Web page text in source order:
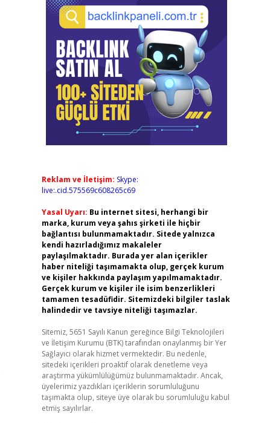
Reklam ve İletişim: Skype:
live:.cid.575569c608265c69
Yasal Uyarı: Bu internet sitesi, herhangi bir
marka, kurum veya şahıs şirketi ile hiçbir
bağlantısı bulunmamaktadır. Sitede yalnızca
kendi hazırladığımız makaleler
paylaşılmaktadır. Burada yer alan içerikler
haber niteliği taşımamakta olup, gerçek kurum
ve kişiler hakkında paylaşım yapılmamaktadır.
Gerçek kurum ve kişiler ile isim benzerlikleri
tamamen tesadüfidir. Sitemizdeki bilgiler taslak
halindedir ve tavsiye niteliği taşımazlar.
Sitemiz, 5651 Sayılı Kanun gereğince Bilgi Teknolojileri
ve İletişim Kurumu (BTK) tarafından onaylanmış bir Yer
Sağlayıcı olarak hizmet vermektedir. Bu nedenle,
sitedeki içerikleri proaktif olarak denetleme veya
araştırma yükümlülüğümüz bulunmamaktadır. Ancak,
üyelerimiz yazdıkları içeriklerin sorumluluğunu
taşımakta olup, siteye üye olarak bu sorumluluğu kabul
etmiş sayılırlar.